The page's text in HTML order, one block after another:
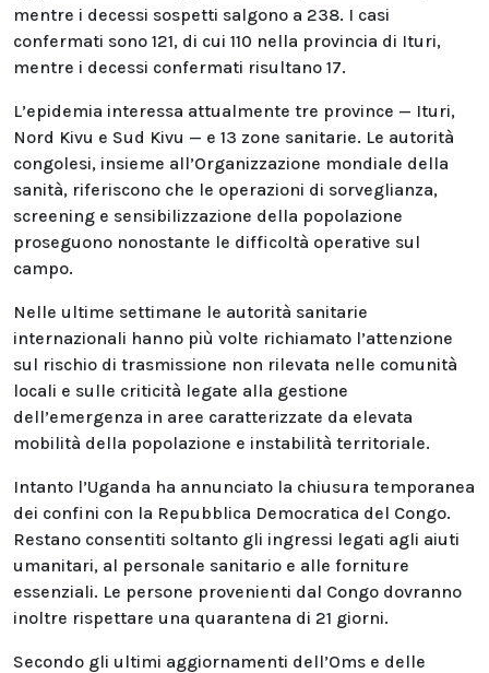
mentre i decessi sospetti salgono a 238. I casi
confermati sono 121, di cui 110 nella provincia di Ituri,
mentre i decessi confermati risultano 17.
L’epidemia interessa attualmente tre province — Ituri,
Nord Kivu e Sud Kivu — e 13 zone sanitarie. Le autorità
congolesi, insieme all’Organizzazione mondiale della
sanità, riferiscono che le operazioni di sorveglianza,
screening e sensibilizzazione della popolazione
proseguono nonostante le difficoltà operative sul
campo.
Nelle ultime settimane le autorità sanitarie
internazionali hanno più volte richiamato l’attenzione
sul rischio di trasmissione non rilevata nelle comunità
locali e sulle criticità legate alla gestione
dell’emergenza in aree caratterizzate da elevata
mobilità della popolazione e instabilità territoriale.
Intanto l’Uganda ha annunciato la chiusura temporanea
dei confini con la Repubblica Democratica del Congo.
Restano consentiti soltanto gli ingressi legati agli aiuti
umanitari, al personale sanitario e alle forniture
essenziali. Le persone provenienti dal Congo dovranno
inoltre rispettare una quarantena di 21 giorni.
Secondo gli ultimi aggiornamenti dell’Oms e delle